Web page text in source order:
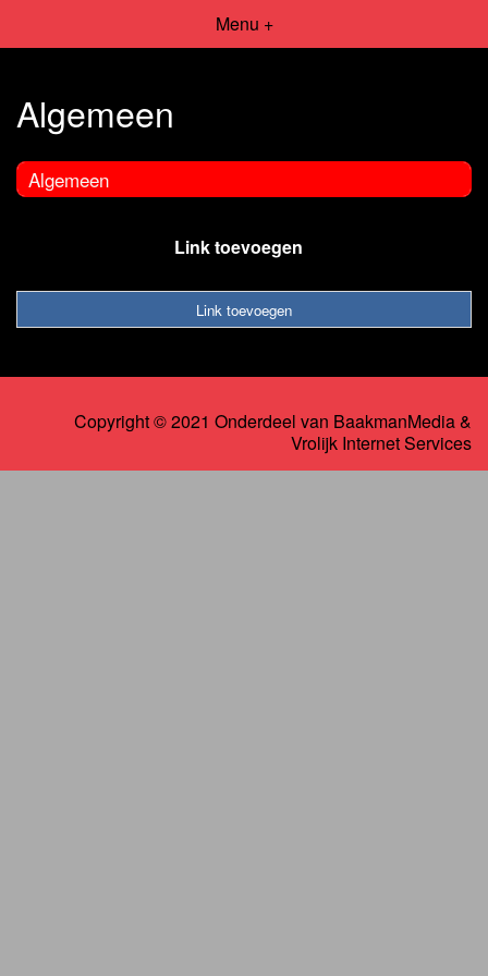
Menu +
Algemeen
Algemeen
Link toevoegen
Link toevoegen
Copyright © 2021 Onderdeel van BaakmanMedia&
Vrolijk Internet Services